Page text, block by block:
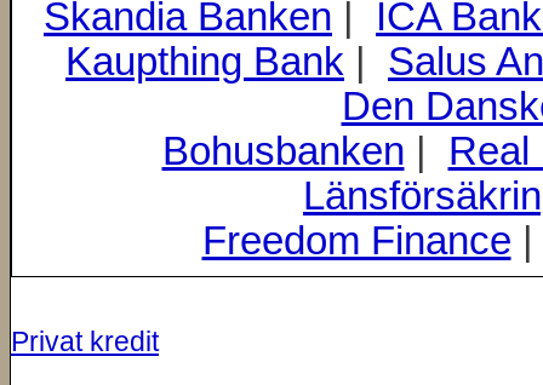
Skandia Banken
ICA
Kaupthing Bank
Salus
Den
Bohusbanken
Real
Freedom Finance
Privat kredit